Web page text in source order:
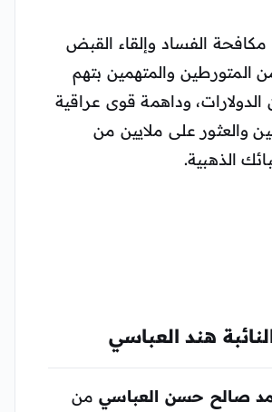
الفساد وإلقاء القبض
المتورطين والمتهمين بتهم
الدولارات، وداهمة قوى عراقية
والعثور على ملايين من
الذهبية.
هند العباسي
صالح حسن العباسي من